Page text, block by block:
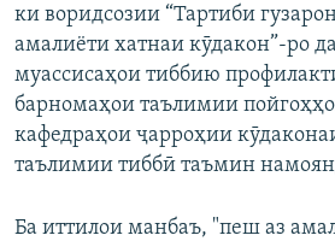
ки воридсозии “Тартиби
амалиёти хатнаи кӯдакон”-ро
муассисаҳои тиббию
барномаҳои таълимии
кафедраҳои ҷарроҳии
таълимии тиббӣ таъмин
Ба иттилои манбаъ, "пеш аз